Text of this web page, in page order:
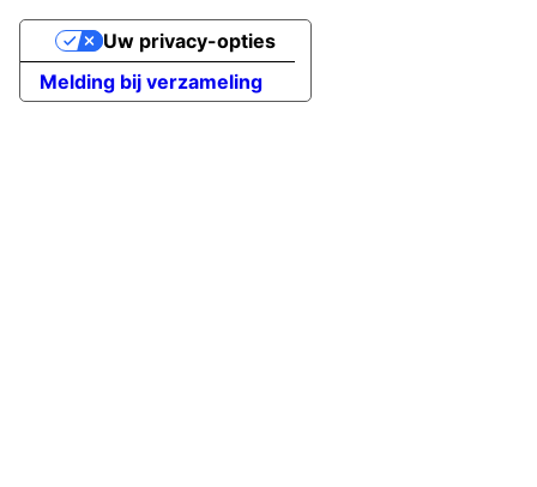
Melding bij verzameling
Uw privacy-opties